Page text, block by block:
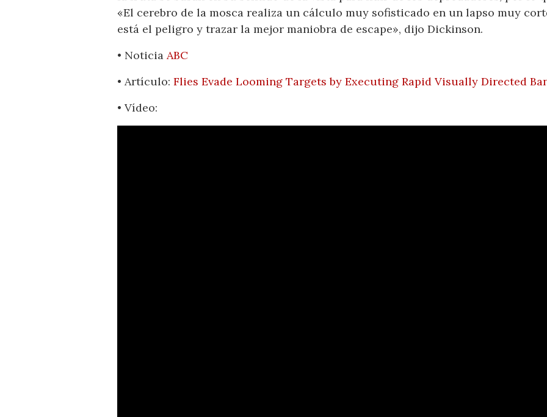
«El cerebro de la mosca realiza un cálculo muy sofisticado en un lapso muy
está el peligro y trazar la mejor maniobra de escape», dijo Dickinson.
• Noticia ABC
• Artículo: Flies Evade Looming Targets by Executing Rapid Visually Directed
• Vídeo: